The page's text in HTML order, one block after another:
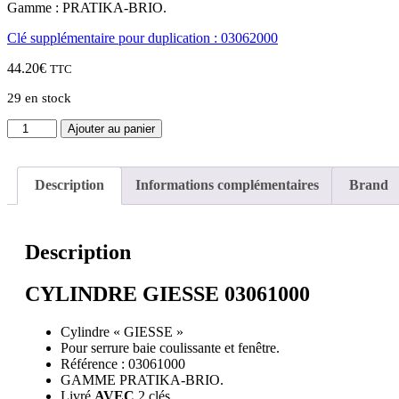
Gamme : PRATIKA-BRIO.
Clé supplémentaire pour duplication : 03062000
44.20€ TTC
29 en stock
quantité
de
03061000
Ajouter au panier
Description Informations complémentaires Brand
Description
CYLINDRE GIESSE 03061000
Cylindre « GIESSE »
Pour serrure baie coulissante et fenêtre.
Référence : 03061000
GAMME PRATIKA-BRIO.
Livré AVEC 2 clés.